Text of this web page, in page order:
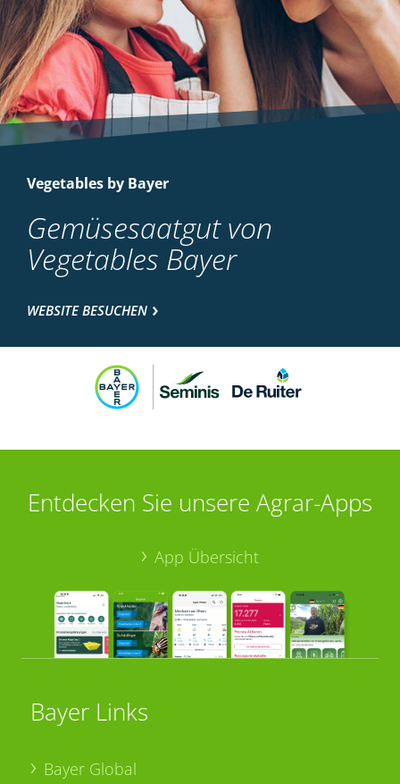
Vegetables by Bayer
Gemüsesaatgut von
Vegetables Bayer
WEBSITE BESUCHEN
Entdecken Sie unsere Agrar-Apps
App Übersicht
Bayer Links
Bayer Global